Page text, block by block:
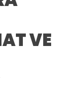
VE